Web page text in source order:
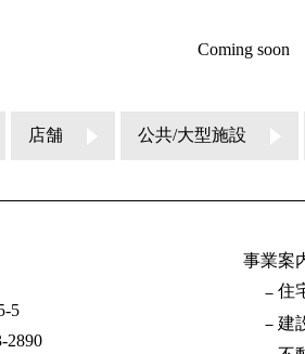
Coming soon
店舗 公共/大型施設
事業案
住
建
5
2890